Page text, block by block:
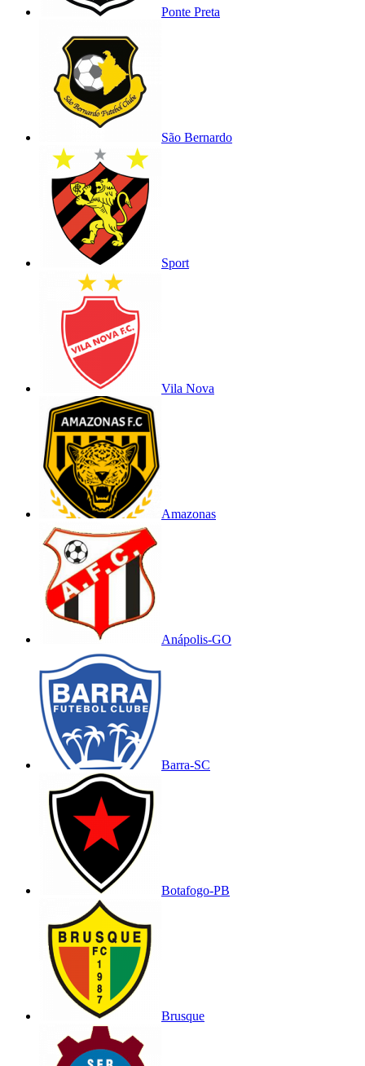
Ponte Preta
São Bernardo
Sport
Vila Nova
Amazonas
Anápolis-GO
Barra-SC
Botafogo-PB
Brusque